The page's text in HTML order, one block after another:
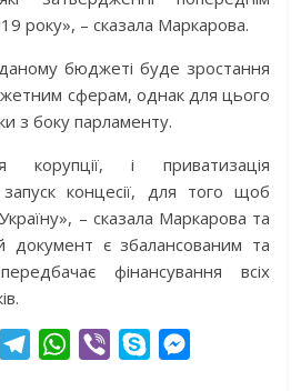
року», – сказала Маркарова.
бюджеті буде зростання
сферам, однак для цього
з боку парламенту.
і приватизація
запуск концесії, для того щоб
– сказала Маркарова та
документ є збалансованим та
фінансування всіх
W